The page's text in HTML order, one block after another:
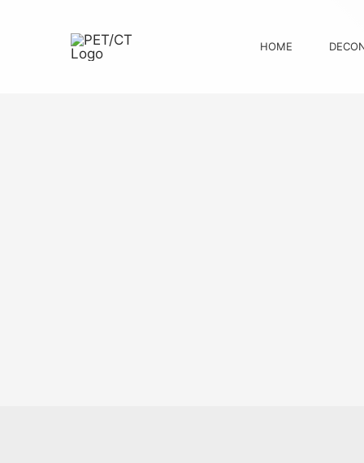
HOME